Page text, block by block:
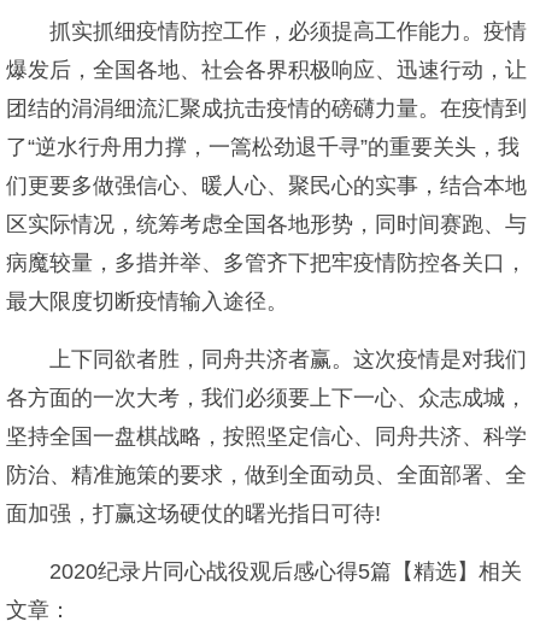
抓实抓细疫情防控工作，必须提高工作能力。疫情
爆发后，全国各地、社会各界积极响应、迅速行动，让
团结的涓涓细流汇聚成抗击疫情的磅礴力量。在疫情到
了“逆水行舟用力撑，一篙松劲退千寻”的重要关头，我
们更要多做强信心、暖人心、聚民心的实事，结合本地
区实际情况，统筹考虑全国各地形势，同时间赛跑、与
病魔较量，多措并举、多管齐下把牢疫情防控各关口，
最大限度切断疫情输入途径。
上下同欲者胜，同舟共济者赢。这次疫情是对我们
各方面的一次大考，我们必须要上下一心、众志成城，
坚持全国一盘棋战略，按照坚定信心、同舟共济、科学
防治、精准施策的要求，做到全面动员、全面部署、全
面加强，打赢这场硬仗的曙光指日可待!
2020纪录片同心战役观后感心得5篇【精选】相关
文章：